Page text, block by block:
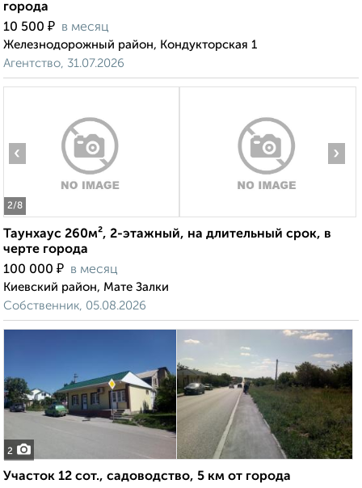
города
10 500 ₽ в месяц
Железнодорожный район, Кондукторская 1
Агентство, 31.07.2026
2/8
‹ ›
Таунхаус 260м², 2-этажный, на длительный срок, в
черте города
100 000 ₽ в месяц
Киевский район, Мате Залки
Собственник, 05.08.2026
2
Участок 12 сот., садоводство, 5 км от города